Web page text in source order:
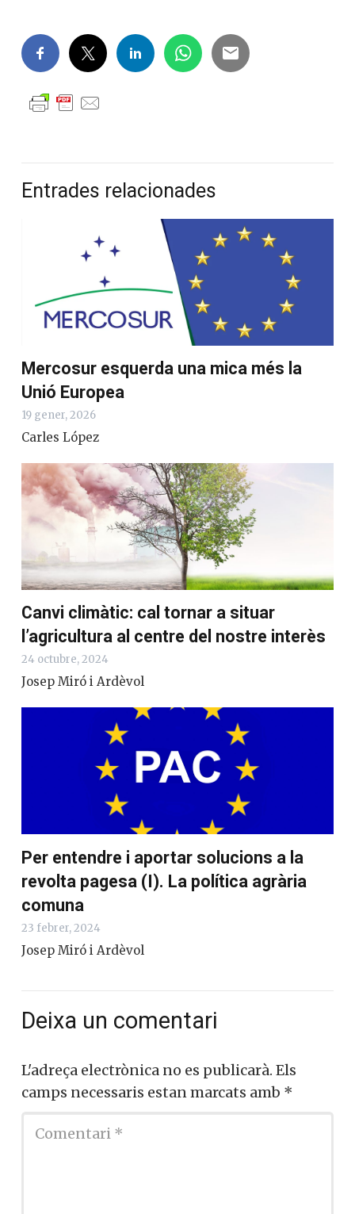
Entrades relacionades
Mercosur esquerda una mica més la
Unió Europea
19 gener, 2026
Carles López
Canvi climàtic: cal tornar a situar
l’agricultura al centre del nostre interès
24 octubre, 2024
Josep Miró i Ardèvol
Per entendre i aportar solucions a la
revolta pagesa (I). La política agrària
comuna
23 febrer, 2024
Josep Miró i Ardèvol
Deixa un comentari
L'adreça electrònica no es publicarà. Els
camps necessaris estan marcats amb *